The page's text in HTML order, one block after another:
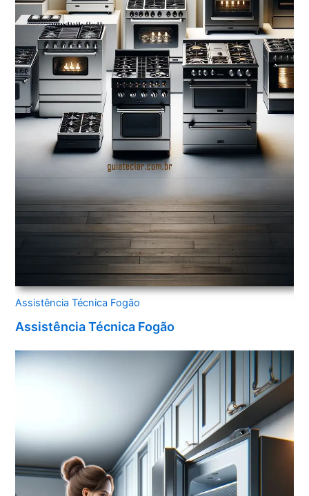
Assistência Técnica Fogão
Assistência Técnica Fogão